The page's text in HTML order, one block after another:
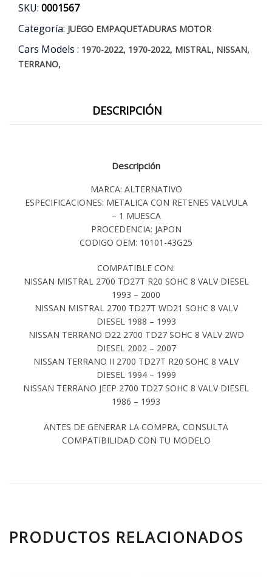
SKU: 0001567
Categoría: JUEGO EMPAQUETADURAS MOTOR
Cars Models : 1970-2022, 1970-2022, MISTRAL, NISSAN,
TERRANO,
DESCRIPCIÓN
Descripción
MARCA: ALTERNATIVO
ESPECIFICACIONES: METALICA CON RETENES VALVULA
– 1 MUESCA
PROCEDENCIA: JAPON
CODIGO OEM: 10101-43G25
COMPATIBLE CON:
NISSAN MISTRAL 2700 TD27T R20 SOHC 8 VALV DIESEL
1993 – 2000
NISSAN MISTRAL 2700 TD27T WD21 SOHC 8 VALV
DIESEL 1988 – 1993
NISSAN TERRANO D22 2700 TD27 SOHC 8 VALV 2WD
DIESEL 2002 – 2007
NISSAN TERRANO II 2700 TD27T R20 SOHC 8 VALV
DIESEL 1994 – 1999
NISSAN TERRANO JEEP 2700 TD27 SOHC 8 VALV DIESEL
1986 – 1993
ANTES DE GENERAR LA COMPRA, CONSULTA
COMPATIBILIDAD CON TU MODELO
PRODUCTOS RELACIONADOS